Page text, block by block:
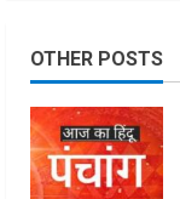
OTHER POSTS